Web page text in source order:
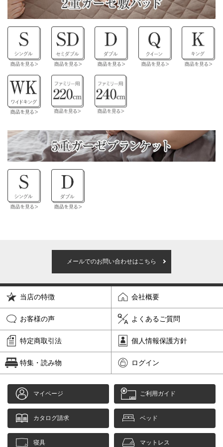
メールでのお問い合わせはこちら
当店の特徴 会社概要
お客様の声 よくあるご質問
特定商取引法 個人情報保護方針
特集・読み物 ログイン
マイページ ご利用ガイド
カタログ請求 ベッド
寝具 マットレス